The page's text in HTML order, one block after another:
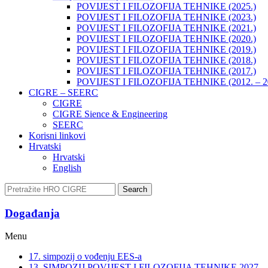
POVIJEST I FILOZOFIJA TEHNIKE (2025.)
POVIJEST I FILOZOFIJA TEHNIKE (2023.)
POVIJEST I FILOZOFIJA TEHNIKE (2021.)
POVIJEST I FILOZOFIJA TEHNIKE (2020.)
POVIJEST I FILOZOFIJA TEHNIKE (2019.)
POVIJEST I FILOZOFIJA TEHNIKE (2018.)
POVIJEST I FILOZOFIJA TEHNIKE (2017.)
POVIJEST I FILOZOFIJA TEHNIKE (2012. –
CIGRE – SEERC
CIGRE
CIGRE Sience & Engineering
SEERC
Korisni linkovi
Hrvatski
Hrvatski
English
Search
Događanja​
Menu
17. simpozij o vođenju EES-a